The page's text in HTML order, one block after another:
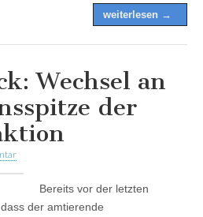
weiterlesen →
Wechsel an
der
Bereits vor der letzten
der amtierende